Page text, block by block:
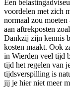
Een
voordelen met zich
normaal zou
aan aftrekposten
Dankzij zijn kennis
kosten maakt. Ook
in Wierden veel tijd
tijd het regelen van
tijdsverspilling is
jij je hier niet meer